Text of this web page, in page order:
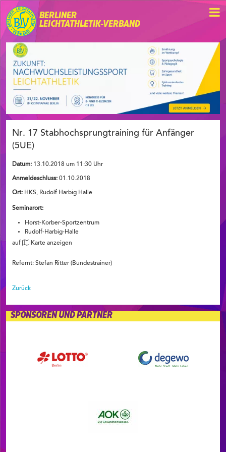
BERLINER
LEICHTATHLETIK-VERBAND
Nr. 17 Stabhochsprungtraining für Anfänger
(5UE)
Datum: 13.10.2018 um 11:30 Uhr
Anmeldeschluss: 01.10.2018
Ort: HKS, Rudolf Harbig Halle
Seminarort:
Horst-Korber-Sportzentrum
Rudolf-Harbig-Halle
auf
Karte anzeigen
Refernt: Stefan Ritter (Bundestrainer)
Zurück
SPONSOREN UND PARTNER